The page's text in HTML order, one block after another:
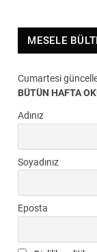
MESELE
Cumartesi
BÜTÜN HAFTA
Adınız
Soyadınız
Eposta